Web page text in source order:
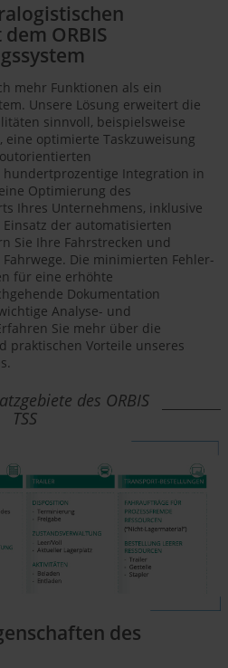
ORBIS
mehr Funktionen als ein
Unsere Lösung erweitert die
sinnvoll, beispielsweise
optimierte Taskzuweisung
hundertprozentige Integration in
Optimierung des
Ihres Unternehmens, inklusive
der automatisierten
Sie Ihre Fahrstrecken und
Die minimierten Fehler-
für eine erhöhte
Dokumentation
Analyse- und
Sie mehr über die
praktischen Vorteile unseres
des ORBIS
TSS
des